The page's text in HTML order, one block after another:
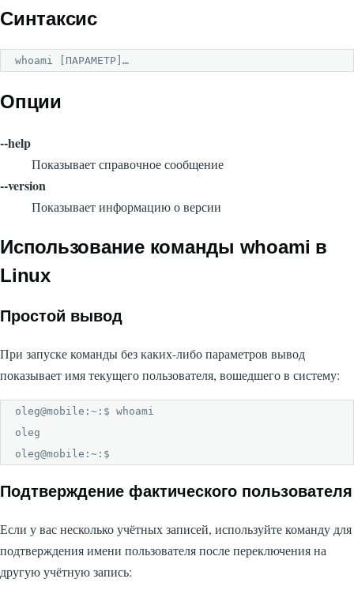
Синтаксис
whoami [ПАРАМЕТР]…
Опции
--help
Показывает справочное сообщение
--version
Показывает информацию о версии
Использование команды whoami в
Linux
Простой вывод
При запуске команды без каких-либо параметров вывод
показывает имя текущего пользователя, вошедшего в систему:
oleg@mobile:~:$ whoami
oleg
oleg@mobile:~:$
Подтверждение фактического пользователя
Если у вас несколько учётных записей, используйте команду для
подтверждения имени пользователя после переключения на
другую учётную запись: